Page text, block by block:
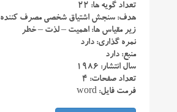
تعداد گویه ها: ۲۲
هدف: سنجش اشتیاق شخصی مصرف کننده
زیر مقیاس ها: اهمیت – لذت – خطر
نمره گذاری: دارد
منبع: دارد
سال انتشار: ۱۹۸۶
تعداد صفحات: ۴
فرمت فایل: word